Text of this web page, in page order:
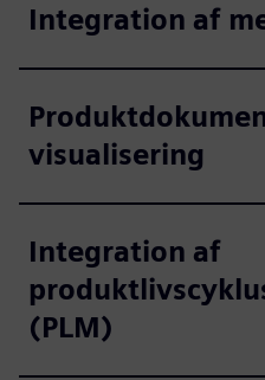
Integration af
visualisering
Integration af
(PLM)